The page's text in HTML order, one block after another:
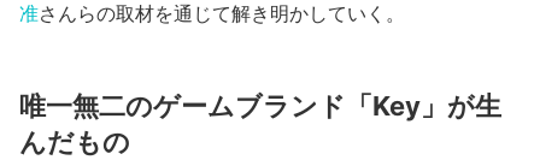
准さんらの取材を通じて解き明かしていく。
唯一無二のゲームブランド「Key」が生
んだもの